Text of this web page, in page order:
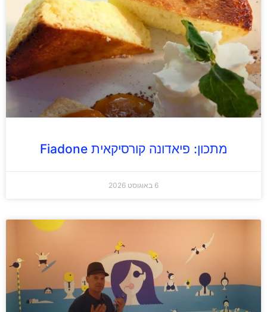
מתכון: פיאדונה קורסיקאית Fiadone
6 באוגוסט 2026